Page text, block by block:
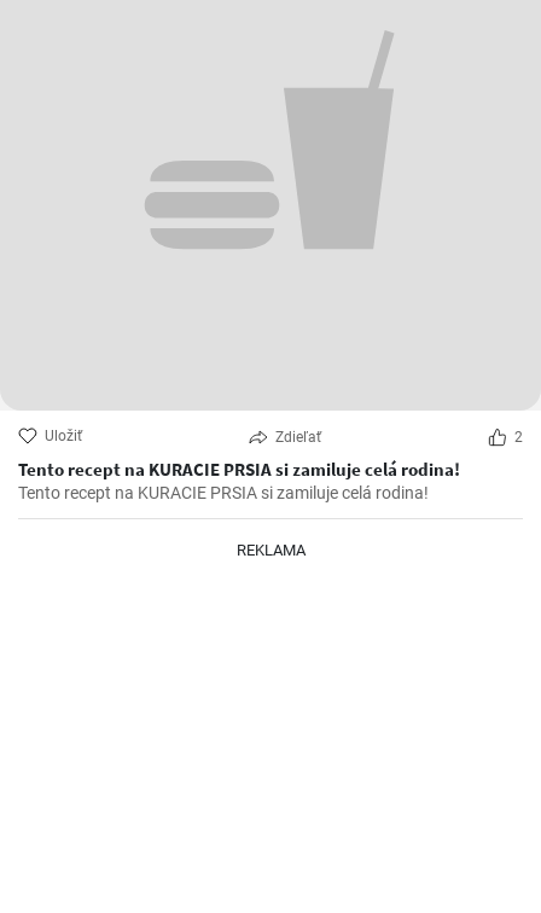
Uložiť Zdieľať 2
Tento recept na KURACIE PRSIA si zamiluje celá rodina!
Tento recept na KURACIE PRSIA si zamiluje celá rodina!
REKLAMA